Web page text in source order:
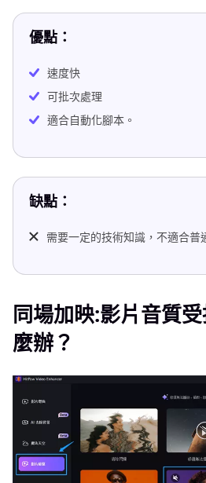
優點：
速度快
可批次處理
適合自動化腳本。
缺點：
需要一定的技術知識，不適合普
同場加映:影片音質
麼辦？